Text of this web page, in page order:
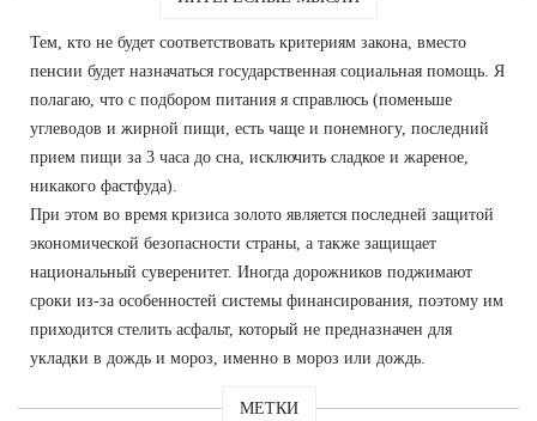
Тем, кто не будет соответствовать критериям закона, вместо
пенсии будет назначаться государственная социальная помощь. Я
полагаю, что с подбором питания я справлюсь (поменьше
углеводов и жирной пищи, есть чаще и понемногу, последний
прием пищи за 3 часа до сна, исключить сладкое и жареное,
никакого фастфуда).
При этом во время кризиса золото является последней защитой
экономической безопасности страны, а также защищает
национальный суверенитет. Иногда дорожников поджимают
сроки из-за особенностей системы финансирования, поэтому им
приходится стелить асфальт, который не предназначен для
укладки в дождь и мороз, именно в мороз или дождь.
МЕТКИ